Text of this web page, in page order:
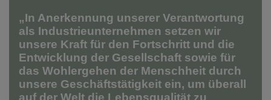
„In Anerkennung unserer Verantwortung
als Industrieunternehmen setzen wir
unsere Kraft für den Fortschritt und die
Entwicklung der Gesellschaft sowie für
das Wohlergehen der Menschheit durch
unsere Geschäftstätigkeit ein, um überall
auf der Welt die Lebensqualität zu